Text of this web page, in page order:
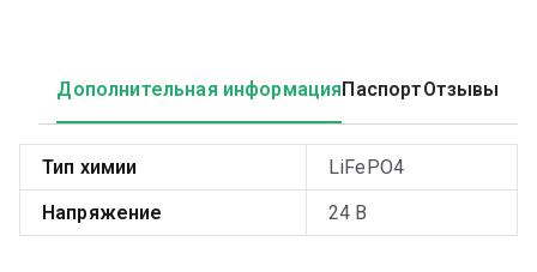
Дополнительная информация ПаспортОтзывы
Тип химии
LiFePO4
Напряжение
24 В